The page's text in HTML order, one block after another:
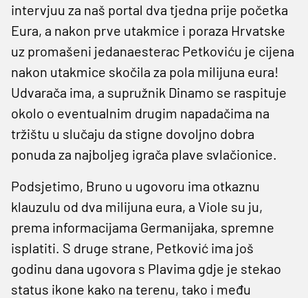
intervjuu za naš portal dva tjedna prije početka
Eura, a nakon prve utakmice i poraza Hrvatske
uz promašeni jedanaesterac Petkoviću je cijena
nakon utakmice skočila za pola milijuna eura!
Udvarača ima, a supružnik Dinamo se raspituje
okolo o eventualnim drugim napadačima na
tržištu u slučaju da stigne dovoljno dobra
ponuda za najboljeg igrača plave svlačionice.
Podsjetimo, Bruno u ugovoru ima otkaznu
klauzulu od dva milijuna eura, a Viole su ju,
prema informacijama Germanijaka, spremne
isplatiti. S druge strane, Petković ima još
godinu dana ugovora s Plavima gdje je stekao
status ikone kako na terenu, tako i među